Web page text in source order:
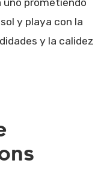
uno prometiendo
y playa con la
y la calidez